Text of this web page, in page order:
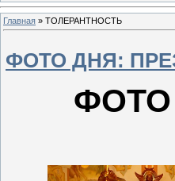
Главная » ТОЛЕРАНТНОСТЬ
ФОТО ДНЯ:
ФОТО